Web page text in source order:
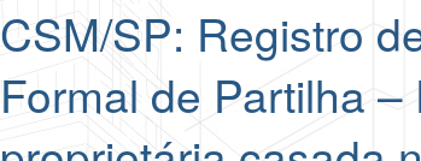
CSM/SP: Registro
Formal de Partilha –